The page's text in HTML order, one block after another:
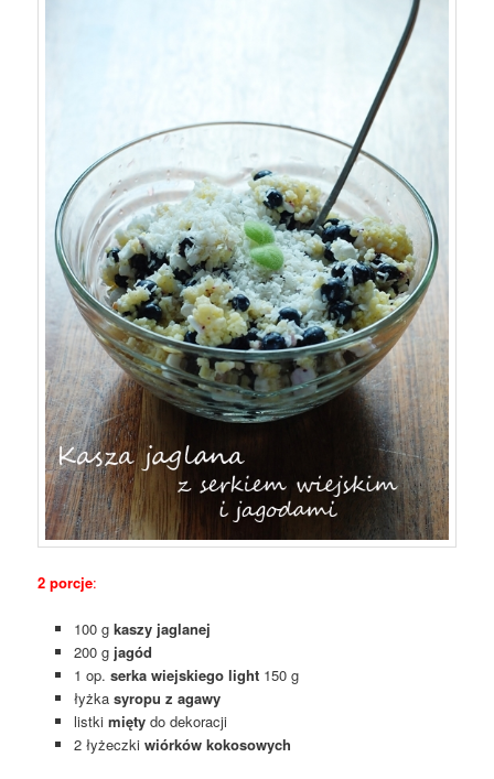
2 porcje:
100 g kaszy jaglanej
200 g jagód
1 op. serka wiejskiego light150 g
łyżka syropu z agawy
listki miętydo dekoracji
2 łyżeczki wiórków kokosowych